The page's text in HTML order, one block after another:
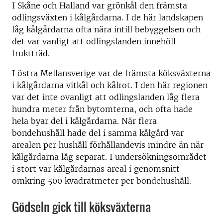
I Skåne och Halland var grönkål den främsta
odlingsväxten i kålgårdarna. I de här landskapen
låg kålgårdarna ofta nära intill bebyggelsen och
det var vanligt att odlingslanden innehöll
fruktträd.
I östra Mellansverige var de främsta köksväxterna
i kålgårdarna vitkål och kålrot. I den här regionen
var det inte ovanligt att odlingslanden låg flera
hundra meter från bytomterna, och ofta hade
hela byar del i kålgårdarna. När flera
bondehushåll hade del i samma kålgård var
arealen per hushåll förhållandevis mindre än när
kålgårdarna låg separat. I undersökningsområdet
i stort var kålgårdarnas areal i genomsnitt
omkring 500 kvadratmeter per bondehushåll.
Gödseln gick till köksväxterna